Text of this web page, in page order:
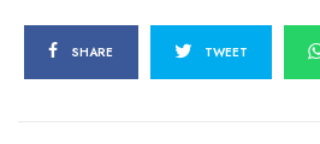
SHARE TWEET